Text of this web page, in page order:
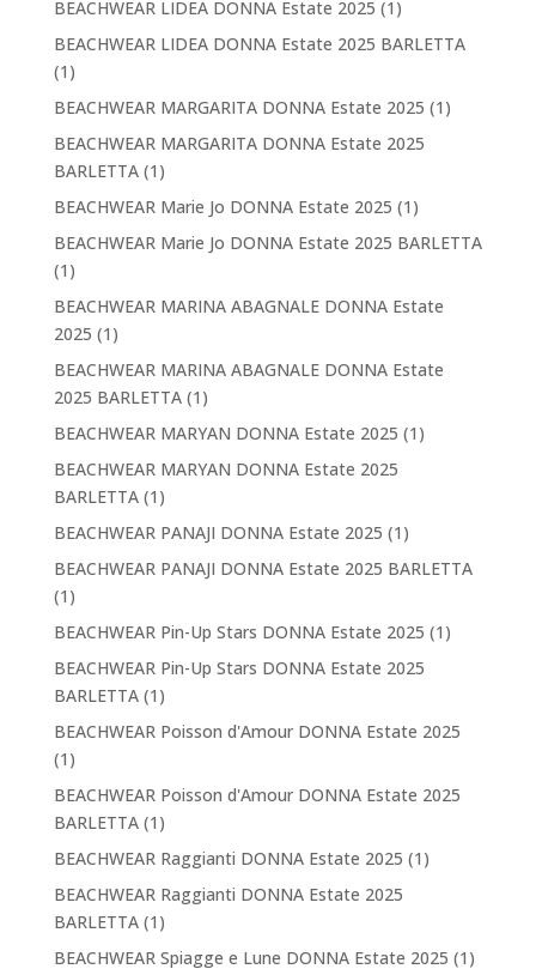
BEACHWEAR LIDEA DONNA Estate 2025 (1)
BEACHWEAR LIDEA DONNA Estate 2025 BARLETTA
(1)
BEACHWEAR MARGARITA DONNA Estate 2025 (1)
BEACHWEAR MARGARITA DONNA Estate 2025
BARLETTA(1)
BEACHWEAR Marie Jo DONNA Estate 2025 (1)
BEACHWEAR Marie Jo DONNA Estate 2025 BARLETTA
(1)
BEACHWEAR MARINA ABAGNALE DONNA Estate
2025 (1)
BEACHWEAR MARINA ABAGNALE DONNA Estate
2025 BARLETTA(1)
BEACHWEAR MARYAN DONNA Estate 2025 (1)
BEACHWEAR MARYAN DONNA Estate 2025
BARLETTA(1)
BEACHWEAR PANAJI DONNA Estate 2025 (1)
BEACHWEAR PANAJI DONNA Estate 2025 BARLETTA
(1)
BEACHWEAR Pin-Up Stars DONNA Estate 2025 (1)
BEACHWEAR Pin-Up Stars DONNA Estate 2025
BARLETTA(1)
BEACHWEAR Poisson d'Amour DONNA Estate 2025
(1)
BEACHWEAR Poisson d'Amour DONNA Estate 2025
BARLETTA(1)
BEACHWEAR Raggianti DONNA Estate 2025 (1)
BEACHWEAR Raggianti DONNA Estate 2025
BARLETTA(1)
BEACHWEAR Spiagge e Lune DONNA Estate 2025 (1)